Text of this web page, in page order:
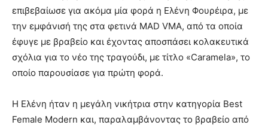
επιβεβαίωσε για ακόμα μία φορά η Ελένη Φουρέιρα, με
την εμφάνισή της στα φετινά MAD VMA, από τα οποία
έφυγε με βραβείο και έχοντας αποσπάσει κολακευτικά
σχόλια για το νέο της τραγούδι, με τίτλο «Caramela», το
οποίο παρουσίασε για πρώτη φορά.
Η Ελένη ήταν η μεγάλη νικήτρια στην κατηγορία Best
Female Modern και, παραλαμβάνοντας το βραβείο από